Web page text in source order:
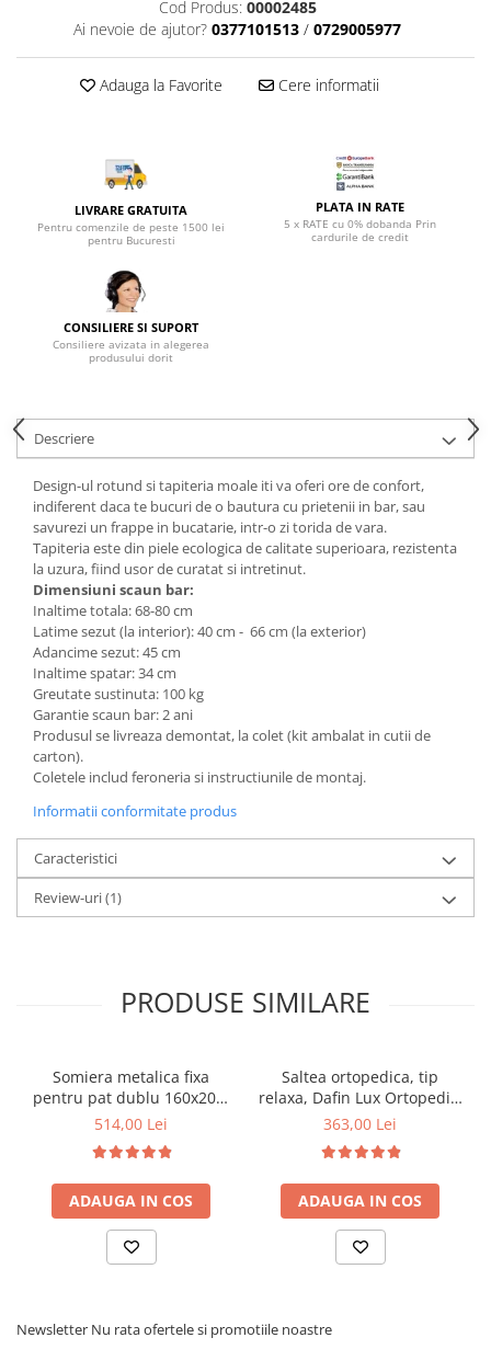
Top saltele 10 cm
Top saltele memory 5 cm
Top saltele MemoHR 6.5 cm
Saltele cu spuma
Scaune manager
Mese bucatarie
Seturi mese si scaune bucatarie
Mobila hol
Portmantouri
Seturi mobilier hol
Stender haine
Etajere
Cuiere
Mobilier gradinita
Mese gradinita
Scaune gradinita
Set mese si scaune gradinita
Mobilier copii
Mobila camera copii
Scaune birou pentru copii
Saltele patuturi copii
Paturi copii
Masa si scaune gradinita
Seturi comode living si dormitor
Cod Produs: 00002485
Ai nevoie de ajutor? 0377101513 / 0729005977
Adauga la Favorite Cere informatii
LIVRARE GRATUITA
Pentru comenzile de peste 1500 lei
pentru Bucuresti
PLATA IN RATE
5 x RATE cu 0% dobanda Prin
cardurile de credit
CONSILIERE SI SUPORT
Consiliere avizata in alegerea
produsului dorit
Descriere
Design-ul rotund si tapiteria moale iti va oferi ore de confort,
indiferent daca te bucuri de o bautura cu prietenii in bar, sau
savurezi un frappe in bucatarie, intr-o zi torida de vara.
Tapiteria este din piele ecologica de calitate superioara, rezistenta
la uzura, fiind usor de curatat si intretinut.
Dimensiuni scaun bar:
Inaltime totala: 68-80 cm
Latime sezut (la interior): 40 cm - 66 cm (la exterior)
Adancime sezut: 45 cm
Inaltime spatar: 34 cm
Greutate sustinuta: 100 kg
Garantie scaun bar: 2 ani
Produsul se livreaza demontat, la colet (kit ambalat in cutii de
carton).
Coletele includ feroneria si instructiunile de montaj.
Informatii conformitate produs
Caracteristici
Review-uri(1)
PRODUSE SIMILARE
Somiera metalica fixa
pentru pat dublu 160x200,
6 picioare, 32 lamele lemn
saltea ferm, negru
514,00 Lei
ADAUGA IN COS
Saltea ortopedica, tip
relaxa, Dafin Lux Ortopedic,
90x200x21cm, fermitate
tip Bonell, fata vara-iarna,
sistem de aerisire cu
butoni, Salt Confort
363,00 Lei
ADAUGA IN COS
Newsletter Nu rata ofertele si promotiile noastre